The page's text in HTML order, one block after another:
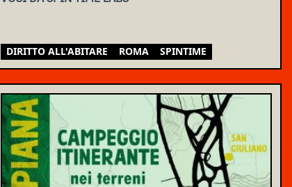
DIRITTO ALL'ABITARE ROMA SPINTIME